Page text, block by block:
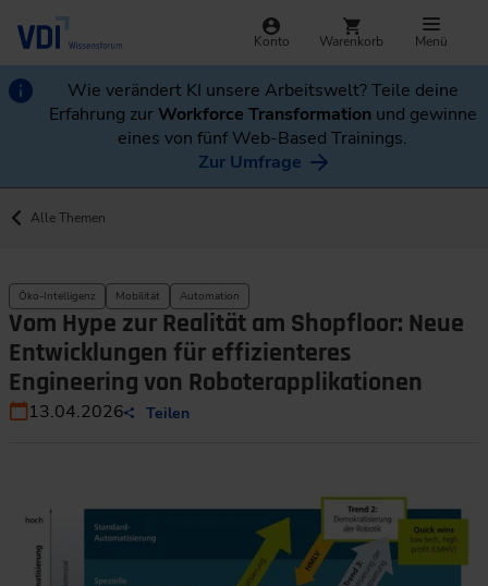
Konto Warenkorb Menü
Wie verändert KI unsere Arbeitswelt? Teile deine
Erfahrung zurWorkforce Transformation und gewinne
eines von fünf Web-Based Trainings.
Zur Umfrage
Alle Themen
Öko-Intelligenz Mobilität Automation
Vom Hype zur Realität am Shopfloor: Neue
Entwicklungen für effizienteres
Engineering von Roboterapplikationen
13.04.2026 Teilen